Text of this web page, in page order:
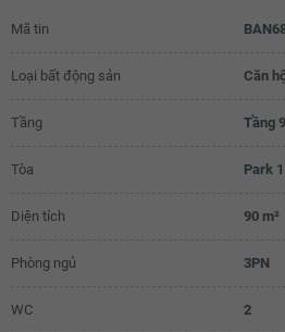
Mã tin
Loại bất động sản Căn
Tầng Tầng 9
Tòa Park 1
Diện tích 90 m²
Phòng ngủ 3PN
WC 2